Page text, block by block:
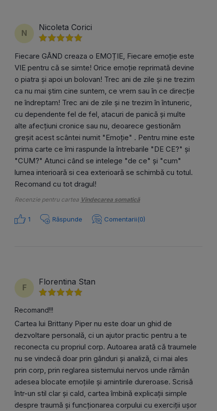
N
Nicoleta Corici
Fiecare GÂND creaza o EMOȚIE, Fiecare emoție este
VIE pentru că se simte! Orice emoție reprimată devine
o piatra și apoi un bolovan! Trec ani de zile și ne trezim
ca nu mai știm cine suntem, ce vrem sau în ce direcție
ne îndreptam! Trec ani de zile și ne trezim în întuneric,
cu dependente fel de fel, atacuri de panică și multe
alte afecțiuni cronice sau nu, deoarece gestionăm
greșit acest scântei numit "Emoție" . Pentru mine este
prima carte ce îmi raspunde la întrebarile "DE CE?" și
"CUM?" Atunci când se intelege "de ce" și "cum"
lumea interioară si cea exterioară se schimbă cu totul.
Recomand cu tot dragul!
Recenzie pentru cartea Vindecarea somatică
1 Răspunde Comentarii(0)
F
Florentina Stan
Recomand!!!
Cartea lui Brittany Piper nu este doar un ghid de
dezvoltare personală, ci un ajutor practic pentru a te
reconecta cu propriul corp. Autoarea arată că traumele
nu se vindecă doar prin gânduri și analiză, ci mai ales
prin corp, prin reglarea sistemului nervos unde rămân
adesea blocate emoțiile și amintirile dureroase. Scrisă
într-un stil clar și cald, cartea îmbină explicații simple
despre traumă și funcționarea corpului cu exerciții ușor